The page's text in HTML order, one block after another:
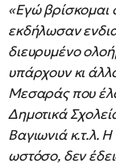
«Εγώ βρίσκομαι
εκδήλωσαν
διευρυμένο
υπάρχουν κι
Μεσαράς που
Δημοτικά
Βαγιωνιά κ.τ.λ.
ωστόσο, δεν